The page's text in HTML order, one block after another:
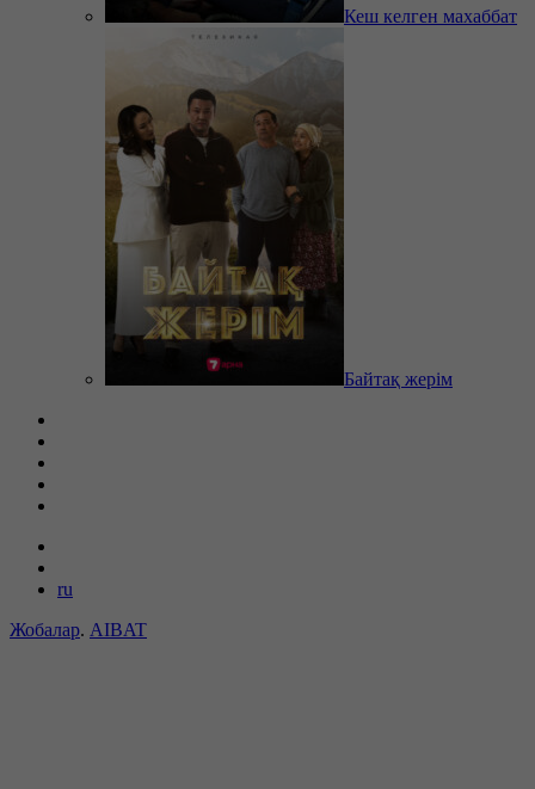
Кеш келген махаббат
Байтақ жерім
ru
Жобалар. AIBAT